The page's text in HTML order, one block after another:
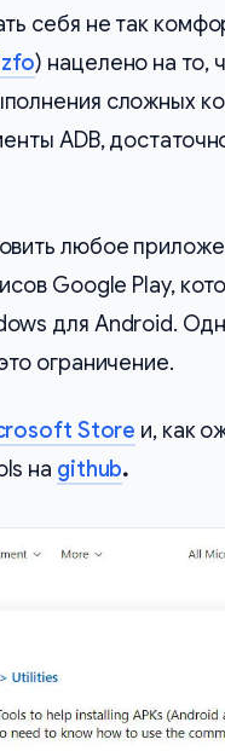
себя не так
) нацелено на то,
сложных
ADB,
любое
Google Play,
для Android.
ограничение.
Store и, как
на github.